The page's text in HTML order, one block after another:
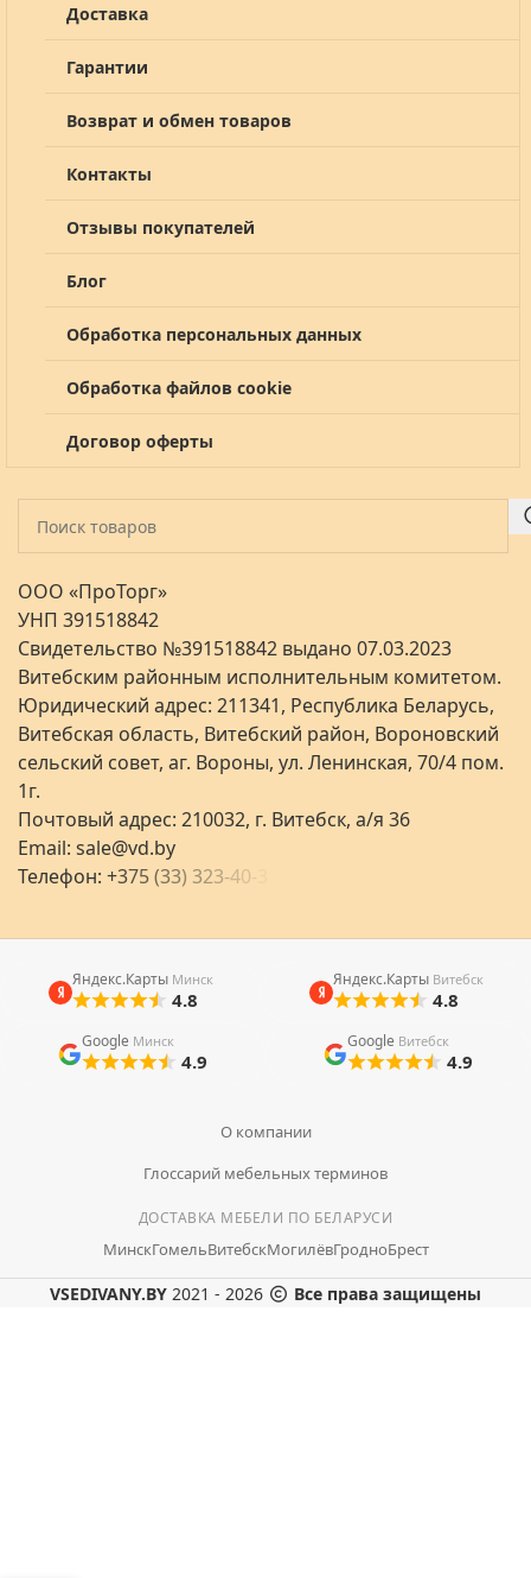
Доставка
Гарантии
Возврат и обмен товаров
Контакты
Отзывы покупателей
Блог
Обработка персональных данных
Обработка файлов cookie
Договор оферты
ООО «ПроТорг»
УНП 391518842
Свидетельство №391518842 выдано 07.03.2023
Витебским районным исполнительным комитетом.
Юридический адрес: 211341, Республика Беларусь,
Витебская область, Витебский район, Вороновский
сельский совет, аг. Вороны, ул. Ленинская, 70/4 пом.
1г.
Почтовый адрес: 210032, г. Витебск, а/я 36
Email:sale@vd.by
Телефон:+375(33) 323-40-
Яндекс.Карты Минск
4.8
Яндекс.Карты Витебск
4.8
Google Минск
4.9
Google Витебск
4.9
О компании
Глоссарий мебельных терминов
ДОСТАВКА МЕБЕЛИ ПО БЕЛАРУСИ
МинскГомельВитебскМогилёвГродноБрест
VSEDIVANY.BY 2021 - 2026 Все права защищены